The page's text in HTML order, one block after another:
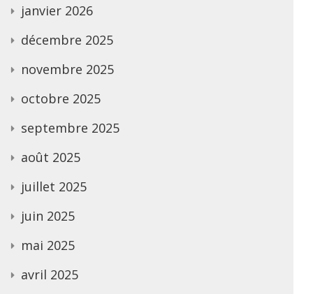
janvier 2026
décembre 2025
novembre 2025
octobre 2025
septembre 2025
août 2025
juillet 2025
juin 2025
mai 2025
avril 2025